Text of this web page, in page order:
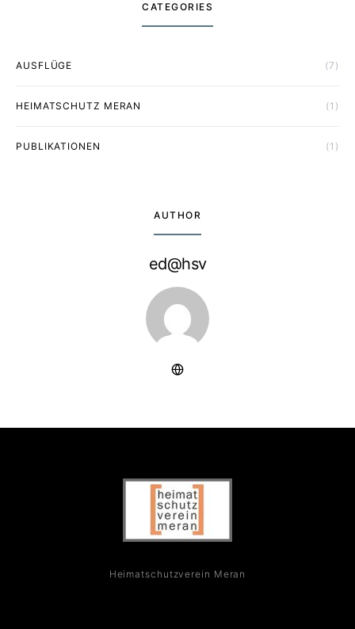
CATEGORIES
AUSFLÜGE (7)
HEIMATSCHUTZ MERAN (1)
PUBLIKATIONEN (1)
AUTHOR
ed@hsv
Heimatschutzverein Meran